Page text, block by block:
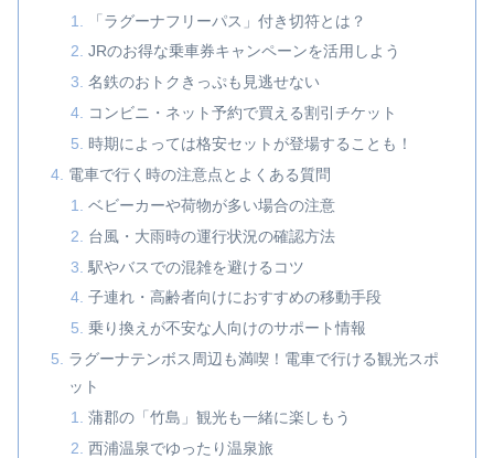
「ラグーナフリーパス」付き切符とは？
JRのお得な乗車券キャンペーンを活用しよう
名鉄のおトクきっぷも見逃せない
コンビニ・ネット予約で買える割引チケット
時期によっては格安セットが登場することも！
電車で行く時の注意点とよくある質問
ベビーカーや荷物が多い場合の注意
台風・大雨時の運行状況の確認方法
駅やバスでの混雑を避けるコツ
子連れ・高齢者向けにおすすめの移動手段
乗り換えが不安な人向けのサポート情報
ラグーナテンボス周辺も満喫！電車で行ける観光スポ
ット
蒲郡の「竹島」観光も一緒に楽しもう
西浦温泉でゆったり温泉旅